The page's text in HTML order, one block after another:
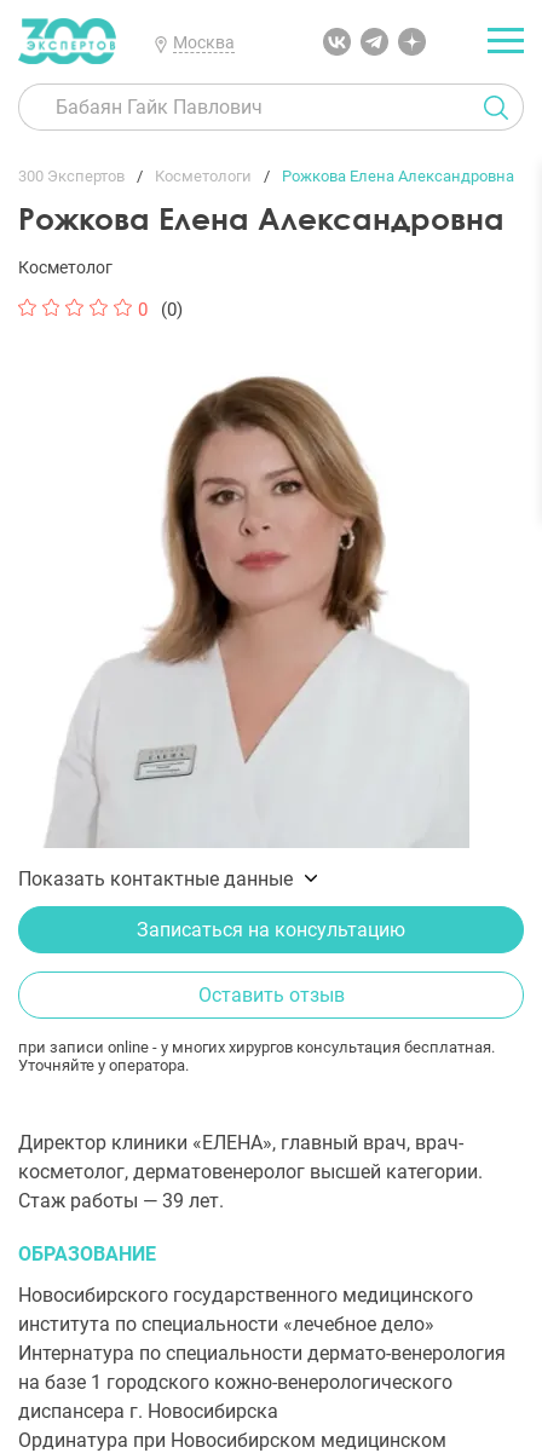
Москва
300 Экспертов Косметологи Рожкова Елена Александровна
Рожкова Елена Александровна
Косметолог
0 (0)
Показать контактные данные
Записаться на консультацию
Оставить отзыв
при записи online - у многих хирургов консультация бесплатная.
Уточняйте у оператора.
Директор клиники «ЕЛЕНА», главный врач, врач-
косметолог, дерматовенеролог высшей категории.
Стаж работы — 39 лет.
ОБРАЗОВАНИЕ
Новосибирского государственного медицинского
института по специальности «лечебное дело»
Интернатура по специальности дермато-венерология
на базе 1 городского кожно-венерологического
диспансера г. Новосибирска
Ординатура при Новосибирском медицинском